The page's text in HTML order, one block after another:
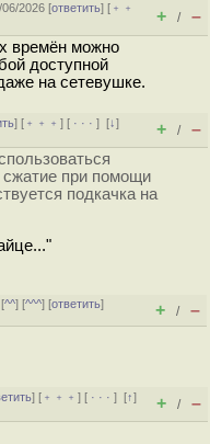
2026 [ответить] [ ﹢﹢
+ / –
времён можно
доступной
на сетевушке.
] [ ﹢﹢﹢] [ · · ·][↓]
+ / –
сжатие при помощи
подкачка на
^^] [^^^] [ответить]
+ / –
] [ ﹢﹢﹢] [ · · ·][↑]
+ / –